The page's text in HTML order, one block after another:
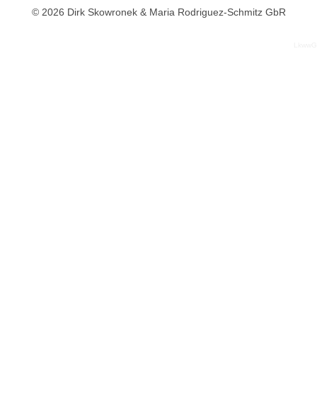
© 2026 Dirk Skowronek & Maria Rodriguez-Schmitz GbR